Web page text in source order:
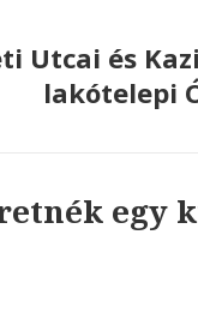
Utcai és
lakótelepi
egy